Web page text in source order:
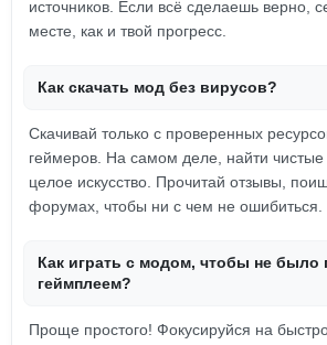
источников. Если всё сделаешь верно,
месте, как и твой прогресс.
Как скачать мод без вирусов?
Скачивай только с проверенных
геймеров. На самом деле, найти
целое искусство. Прочитай отзывы,
форумах, чтобы ни с чем не ошибиться.
Как играть с модом, чтобы не было
геймплеем?
Проще простого! Фокусируйся на